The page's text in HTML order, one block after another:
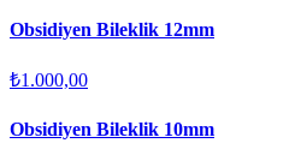
Obsidiyen Bileklik 12mm
₺1.000,00
Obsidiyen Bileklik 10mm